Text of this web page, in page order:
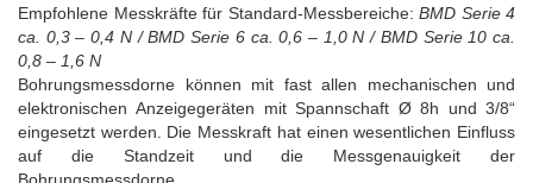
Empfohlene Messkräfte für Standard-Messbereiche: BMD Serie 4
ca. 0,3 – 0,4 N / BMD Serie 6 ca. 0,6 – 1,0 N / BMD Serie 10 ca.
0,8 – 1,6 N
Bohrungsmessdorne können mit fast allen mechanischen und
elektronischen Anzeigegeräten mit Spannschaft Ø 8h und 3/8“
eingesetzt werden. Die Messkraft hat einen wesentlichen Einfluss
auf die Standzeit und die Messgenauigkeit der